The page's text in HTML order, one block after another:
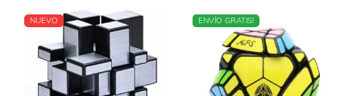
NUEVO NUEVO
ENVÍO GRATIS!